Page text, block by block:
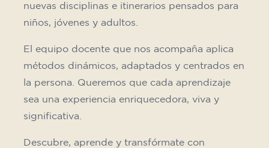
nuevas disciplinas e itinerarios pensados para
niños, jóvenes y adultos.
El equipo docente que nos acompaña aplica
métodos dinámicos, adaptados y centrados en
la persona. Queremos que cada aprendizaje
sea una experiencia enriquecedora, viva y
significativa.
Descubre, aprende y transfórmate con